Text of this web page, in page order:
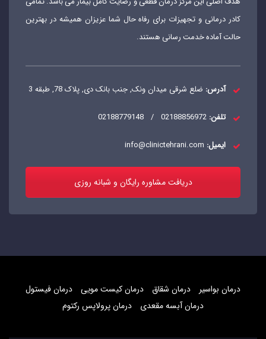
کادر درمانی و تجهیزات برای رفاه حال شما عزیزان همیشه در بهترین
حالت آماده خدمت رسانی هستند.
آدرس: ضلع شرقی میدان ونک, جنب بانک دی, پلاک 78, طبقه 3
تلفن: 02188856972
/
02188779148
ایمیل: info@clinictehrani.com
دریافت مشاوره رایگان و شبانه روزی
درمان بواسیر درمان شقاق درمان کیست مویی
درمان فیستول
درمان آبسه مقعدی
درمان پرولاپس رکتوم